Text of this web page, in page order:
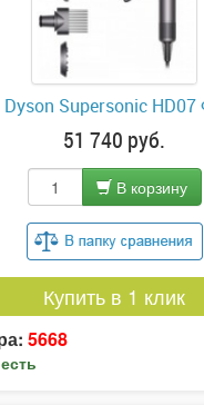
Supersonic HD07
51 740 руб.
В корзину
Купить в 1 клик
5668
есть